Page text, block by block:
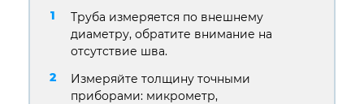
Труба измеряется по внешнему
диаметру, обратите внимание на
отсутствие шва.
Измеряйте толщину точными
приборами: микрометр,